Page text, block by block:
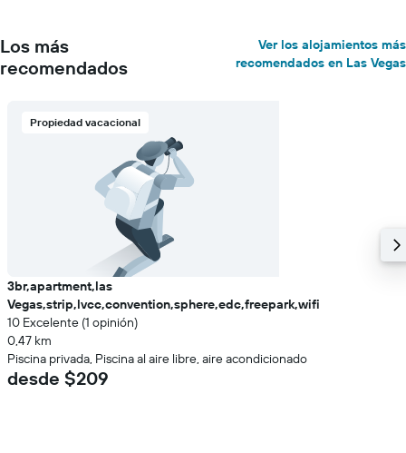
Los más
recomendados
Ver los alojamientos más
recomendados en Las Vegas
Propiedad vacacional
3br,apartment,las
Vegas,strip,lvcc,convention,sphere,edc,freepark,wifi
10 Excelente (1 opinión)
0,47 km
Piscina privada, Piscina al aire libre, aire acondicionado
desde $209